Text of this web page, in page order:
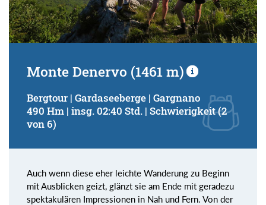
Monte Denervo (1461 m)
Bergtour | Gardaseeberge | Gargnano
490 Hm | insg. 02:40 Std. | Schwierigkeit (2
von 6)
Auch wenn diese eher leichte Wanderung zu Beginn
mit Ausblicken geizt, glänzt sie am Ende mit geradezu
spektakulären Impressionen in Nah und Fern. Von der